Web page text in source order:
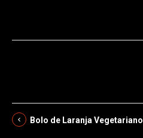
Bolo de Laranja Vegetariano